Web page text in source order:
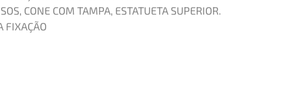
CONE COM TAMPA, ESTATUETA SUPERIOR.
FIXAÇÃO